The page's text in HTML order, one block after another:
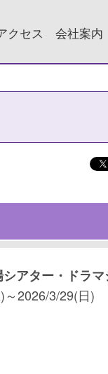
クセス 会社案内
アター・ドラマ
～2026/3/29(日)